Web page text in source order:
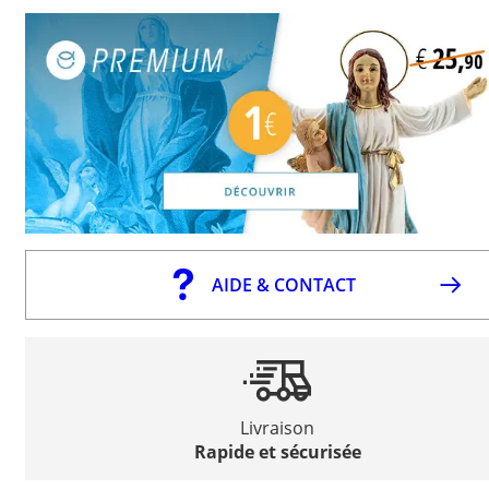
AIDE & CONTACT
Livraison
Rapide et sécurisée